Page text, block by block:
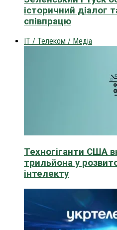
історичний діалог
співпрацю
IT / Телеком / Медіа
Техногіганти США
трильйона у
інтелекту